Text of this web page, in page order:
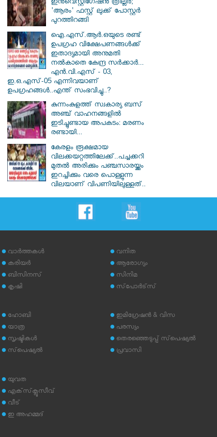
ഇൻവെസ്റ്റിഗേഷൻ ത്രില്ലർ;
'ആരം' ഫസ്റ്റ് ലുക്ക് പോസ്റ്റർ
പുറത്തിറങ്ങി
ഐ.എസ്.ആർ.ഒയുടെ രണ്ട്
ഉപഗ്രഹ വിക്ഷേപണങ്ങൾക്ക്
ഇതാദ്യമായി അനുമതി
നൽകാതെ കേന്ദ്ര സർക്കാർ...
എൻ.വി.എസ് - 03,
ഇ.ഒ.എസ്-05 എന്നിവയാണ്
ഉപഗ്രഹങ്ങൾ..എന്ത് സംഭവിച്ചു..?
കുന്നംകുളത്ത് സ്വകാര്യ ബസ്
അഞ്ച് വാഹനങ്ങളിൽ
ഇടിച്ചുണ്ടായ അപകടം: മരണം
രണ്ടായി...
കേരളം രൂക്ഷമായ
വിലക്കയറ്റത്തിലേക്ക്..പച്ചക്കറി
മുതൽ അരിക്കും പഞ്ചസാരയ്ക്കും
ഇറച്ചിക്കും വരെ പൊള്ളുന്ന
വിലയാണ് വിപണിയിലുള്ളത്..
വാര്‍ത്തകള്‍
കരിയര്‍
ബിസിനസ്
കൃഷി
വനിത
ആരോഗ്യം
സിനിമ
സ്‌പോര്‍ട്‌സ്
ഹോബി
യാത്ര
സൃഷ്ടികള്‍
സ്‌പെഷ്യല്‍
ഇമിഗ്രേഷന്‍ & വിസ
പരസ്യം
തെരഞ്ഞെടുപ്പ് സ്‌പെഷ്യല്‍
പ്രവാസി
യുവത
എക്‌സ്‌ക്ലൂസീവ്
വീട്
ഇ അഹമ്മദ്‌